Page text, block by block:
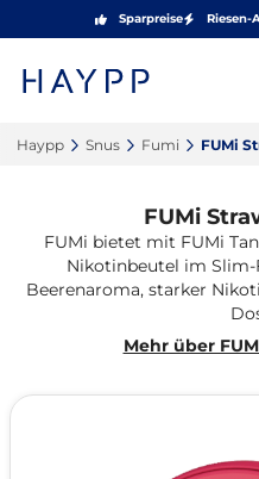
Sparpreise Riesen-
Haypp‎ Snus‎ Fumi‎ FUMi
FUMi
FUMi bietet mit FUMi
Nikotinbeutel im
Beerenaroma, starker
Mehr über